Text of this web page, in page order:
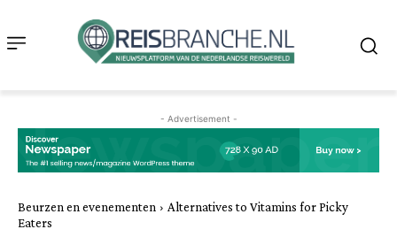
- Advertisement -
Beurzen en evenementen
Alternatives to Vitamins for Picky
Eaters